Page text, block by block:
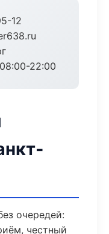
12
22:00
очередей:
честный